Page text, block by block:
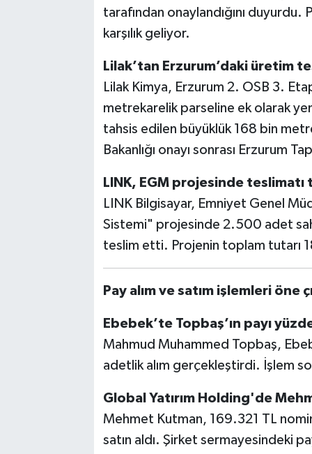
tarafından onaylandığını
karşılık geliyor.
Lilak’tan Erzurum’daki üretim
Lilak Kimya, Erzurum 2. OSB 3.
metrekarelik parseline ek olarak
tahsis edilen büyüklük 168 bin
Bakanlığı onayı sonrası Erzurum
LINK, EGM projesinde teslimatı
LINK Bilgisayar, Emniyet Genel
Sistemi" projesinde 2.500 adet
teslim etti. Projenin toplam tutarı
Pay alım ve satım işlemleri öne
Ebebek’te Topbaş’ın payı
Mahmud Muhammed Topbaş,
adetlik alım gerçekleştirdi. İşlem
Global Yatırım Holding'de
Mehmet Kutman, 169.321 TL
satın aldı. Şirket sermayesindeki